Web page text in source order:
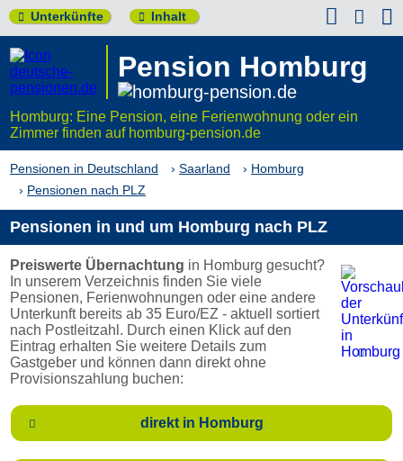
 Unterkünfte  Inhalt 

Pension Homburg
Homburg: Eine Pension, eine Ferienwohnung oder ein
Zimmer finden auf homburg-pension.de
Pensionen in Deutschland Saarland
Homburg
Pensionen nach PLZ
Pensionen in und um Homburg nach PLZ

Preiswerte Übernachtung in Homburg gesucht?
In unserem Verzeichnis finden Sie viele
Pensionen, Ferienwohnungen oder eine andere
Unterkunft bereits ab 35 Euro/EZ - aktuell sortiert
nach Postleitzahl. Durch einen Klick auf den
Eintrag erhalten Sie weitere Details zum
Gastgeber und können dann direkt ohne
Provisionszahlung buchen:
 direkt in Homburg